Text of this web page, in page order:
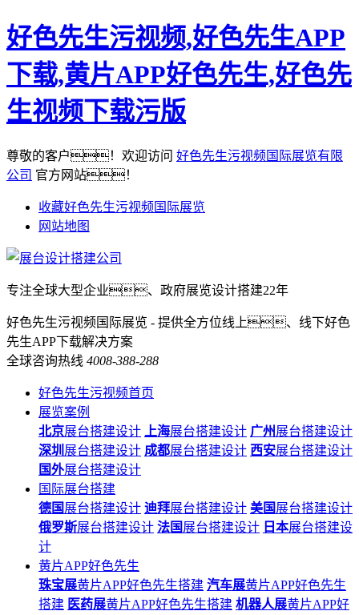
好色先生污视频,好色先生APP
下载,黄片APP好色先生,好色先
生视频下载污版
尊敬的客户！欢迎访问 好色先生污视频国际展览有限
公司 官方网站！
收藏好色先生污视频国际展览
网站地图
专注全球大型企业、政府展览设计搭建22年
好色先生污视频国际展览 - 提供全方位线上、线下好色
先生APP下载解决方案
全球咨询热线 4008-388-288
好色先生污视频首页
展览案例
北京展台搭建设计 上海展台搭建设计 广州展台搭建设计
深圳 展台搭建设计 成都展台搭建设计 西安展台搭建设计
国外展台搭建设计
国际展台搭建
德国 展台搭建设计 迪拜展台搭建设计 美国 展台搭建设计
俄罗斯展台搭建设计 法国 展台搭建设计 日本展台搭建设
计
黄片APP好色先生
珠宝展黄片APP好色先生搭建 汽车展黄片APP好色先生
搭建 医药展黄片APP好色先生搭建 机器人展黄片APP好